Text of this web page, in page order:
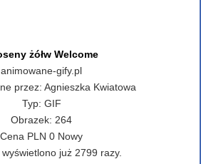
żółw Welcome
animowane-gify.pl
przez: Agnieszka Kwiatowa
Typ: GIF
Obrazek: 264
Cena PLN 0 Nowy
już 2799 razy.